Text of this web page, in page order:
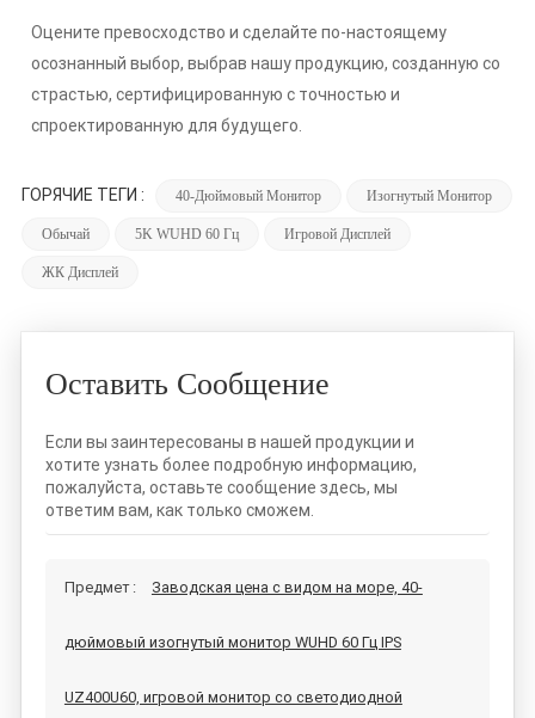
Оцените превосходство и сделайте по-настоящему
осознанный выбор, выбрав нашу продукцию, созданную со
страстью, сертифицированную с точностью и
спроектированную для будущего.
ГОРЯЧИЕ ТЕГИ : 40-Дюймовый Монитор Изогнутый Монитор
Обычай 5K WUHD 60 Гц Игровой Дисплей
ЖК Дисплей
Оставить Сообщение
Если вы заинтересованы в нашей продукции и
хотите узнать более подробную информацию,
пожалуйста, оставьте сообщение здесь, мы
ответим вам, как только сможем.
Предмет : Заводская цена с видом на море, 40-
дюймовый изогнутый монитор WUHD 60 Гц IPS
UZ400U60, игровой монитор со светодиодной